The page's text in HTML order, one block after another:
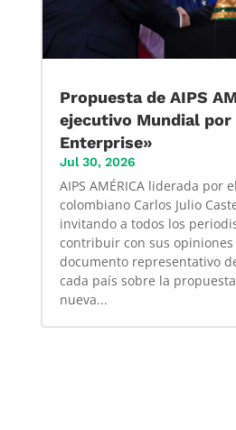
Propuesta de AIPS
ejecutivo Mundial por
Enterprise»
Jul 30, 2026
AIPS AMÉRICA liderada por
colombiano Carlos Julio
invitando a todos los
contribuir con sus
documento representativo
cada país sobre la
nueva...